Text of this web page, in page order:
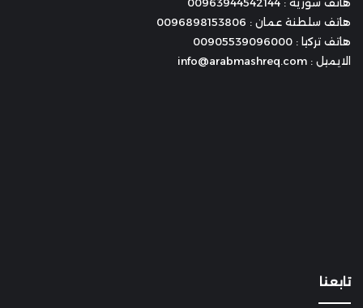
هاتف سلطنة عمان : 0096898153806
هاتف تركيا : 00905539096000
الايميل : info@arabmashreq.com
تابعنا